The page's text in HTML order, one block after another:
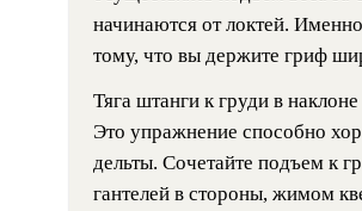
начинаются от локтей.
тому, что вы держите гриф
Тяга штанги к груди в
Это упражнение способно
дельты. Сочетайте подъем к
гантелей в стороны, жимом